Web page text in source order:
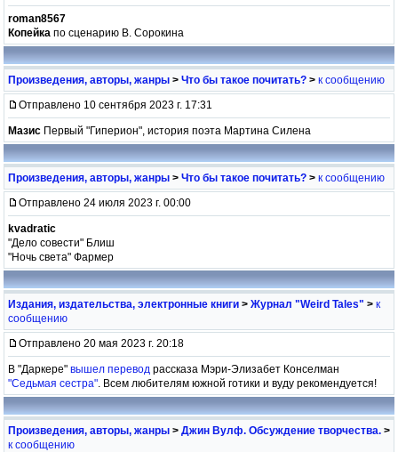
roman8567
Копейка по сценарию В. Сорокина
Произведения, авторы, жанры > Что бы такое почитать? > к сообщению
Отправлено 10 сентября 2023 г. 17:31
Мазис Первый "Гиперион", история поэта Мартина Силена
Произведения, авторы, жанры > Что бы такое почитать? > к сообщению
Отправлено 24 июля 2023 г. 00:00
kvadratic
"Дело совести" Блиш
"Ночь света" Фармер
Издания, издательства, электронные книги > Журнал "Weird Tales" > к
сообщению
Отправлено 20 мая 2023 г. 20:18
В "Даркере" вышел перевод рассказа Мэри-Элизабет Конселман
"Седьмая сестра". Всем любителям южной готики и вуду рекомендуется!
Произведения, авторы, жанры > Джин Вулф. Обсуждение творчества. >
к сообщению